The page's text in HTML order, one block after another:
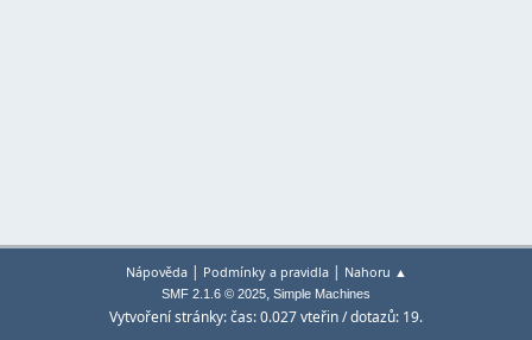
Nápověda| Podmínky a pravidla| Nahoru ▲
SMF 2.1.6 © 2025, Simple Machines
Vytvoření stránky: čas: 0.027 vteřin / dotazů: 19.